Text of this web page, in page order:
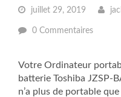
juillet 29, 2019
0 Commentaires
Votre Ordinateur
batterie Toshiba JZSP-
n’a plus de portable